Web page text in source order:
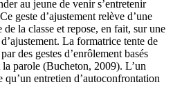
au jeune de venir s’entretenir
geste d’ajustement relève d’une
la classe et repose, en fait, sur une
La formatrice tente de
des gestes d’enrôlement basés
parole (Bucheton, 2009). L’un
qu’un entretien d’autoconfrontation